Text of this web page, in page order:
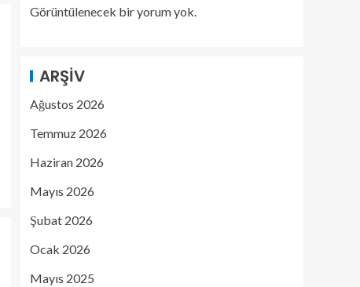
Görüntülenecek bir yorum yok.
ARŞIV
Ağustos 2026
Temmuz 2026
Haziran 2026
Mayıs 2026
Şubat 2026
Ocak 2026
Mayıs 2025